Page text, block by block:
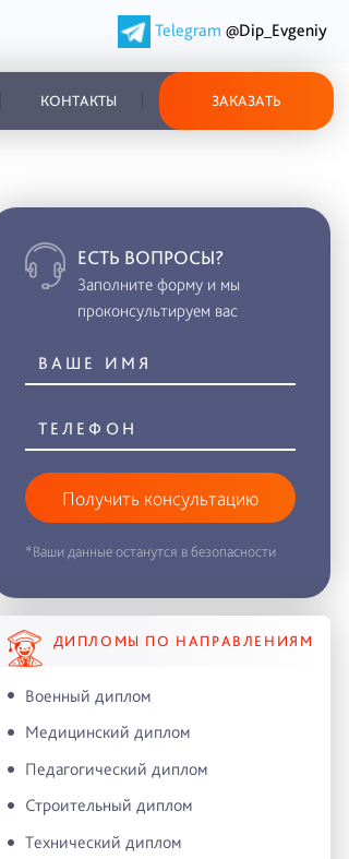
Telegram @Dip_Evgeniy
КОНТАКТЫ ЗАКАЗАТЬ
ЕСТЬ ВОПРОСЫ?
Заполните форму и мы
проконсультируем вас
Получить консультацию
*Ваши данные останутся в безопасности
ДИПЛОМЫ ПО НАПРАВЛЕНИЯМ
Военный диплом
Медицинский диплом
Педагогический диплом
Строительный диплом
Технический диплом